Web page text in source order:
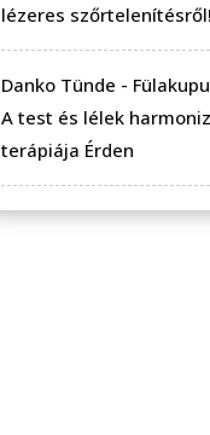
lézeres szőrtelenítésről!
Danko Tünde -
A test és lélek
terápiája Érden